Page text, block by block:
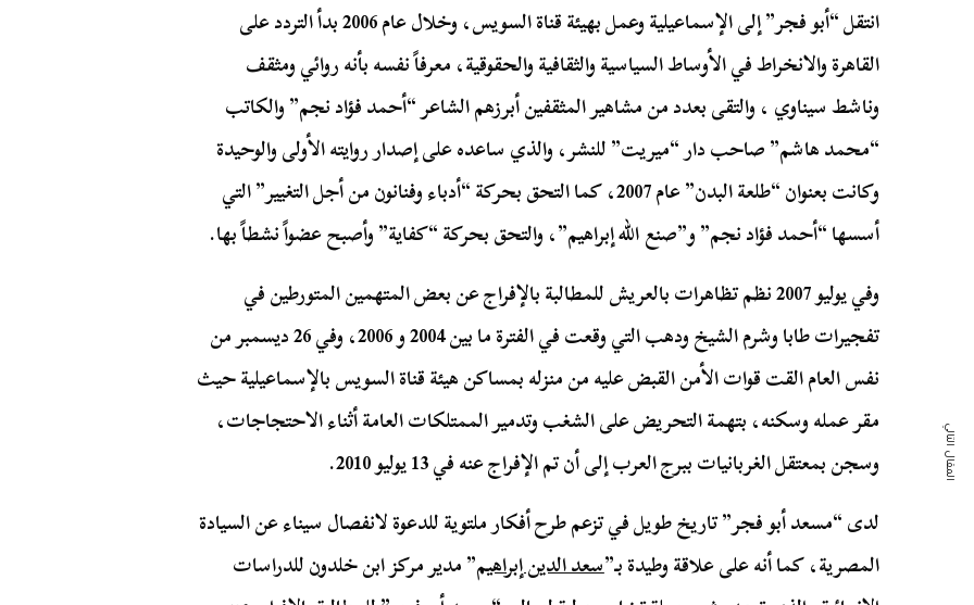
انتقل “أبو فجر” إلى الإسماعيلية وعمل بهيئة قناة السويس، وخلال عام 2006 بدأ التردد على
القاهرة والانخراط في الأوساط السياسية والثقافية والحقوقية، معرفاً نفسه بأنه روائي ومثقف
وناشط سيناوي ، والتقى بعدد من مشاهير المثقفين أبرزهم الشاعر “أحمد فؤاد نجم” والكاتب
“محمد هاشم” صاحب دار “ميريت” للنشر، والذي ساعده على إصدار روايته الأولى والوحيدة
وكانت بعنوان“طلعة البدن” عام 2007
، كما التحق بحركة “أدباء وفنانون من أجل التغيير” التي
أسسها “أحمد فؤاد نجم” و”صنع الله إبراهيم”، والتحق بحركة “كفاية” وأصبح عضواً نشطاً بها.
وفي يوليو 2007 نظم تظاهرات بالعريش للمطالبة بالإفراج عن بعض المتهمين المتورطين في
تفجيرات طابا وشرم الشيخ ودهب التي وقعت في الفترة ما بين 2004 و 2006، وفي 26 ديسمبر من
نفس العام القت قوات الأمن القبض عليه من منزله بمساكن هيئة قناة السويس بالإسماعيلية حيث
مقر عمله وسكنه، بتهمة التحريض على الشغب وتدمير الممتلكات العامة أثناء الاحتجاجات،
وسجن بمعتقل الغربانيات ببرج العرب إلى أن تم الإفراج عنه في 13 يوليو 2010.
لدى “مسعد أبو فجر” تاريخ طويل في تزعم طرح أفكار ملتوية للدعوة لانفصال سيناء عن السيادة
المصرية، كما أنه على علاقة وطيدة بـ”سعد الدين إبراهيم” مدير مركز ابن خلدون للدراسات
المقال التالي